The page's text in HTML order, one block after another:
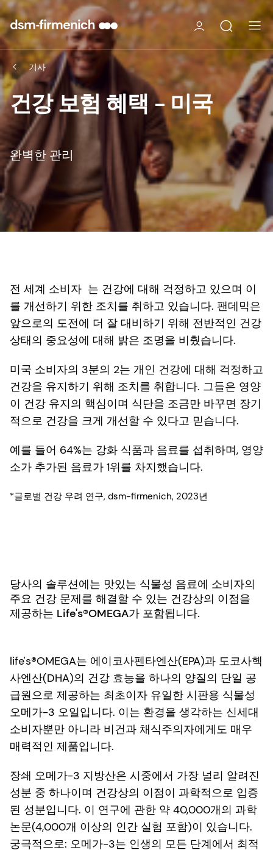
기사
건강 보험 혜택 - 미국
완벽한 관리
전 세계 소비자 는 건강에 대해 걱정하고 있으며 이
를 개선하기 위한 조치를 취하고 있습니다. 팬데믹은
앞으로의 도전에 더 잘 대비하기 위해 전반적인 건강
상태의 중요성에 대해 밝은 조명을 비췄습니다.
미국 소비자의 3분의 2는 개인 건강에 대해 걱정하고
건강을 유지하기 위해 조치를 취합니다. 그들은 영양
이 건강 유지의 핵심이며 식단을 조금만 바꾸면 장기
적으로 건강을 크게 개선할 수 있다고 믿습니다.
예를 들어 64%는 강화 식품과 음료를 섭취하며, 영양
소가 추가된 음료가 1위를 차지했습니다.
*글로벌 건강 우려 연구, dsm-firmenich, 2023년
당사의 솔루션에는 맛있는 식물성 음료에 소비자의
주요 건강 문제를 해결할 수 있는 건강상의 이점을
제공하는 Life's®OMEGA가 포함됩니다.
life's®OMEGA는 에이코사펜타엔산(EPA)과 도코사헥
사엔산(DHA)의 건강 효능을 하나의 양질의 단일 공
급원으로 제공하는 최초이자 유일한 시판용 식물성
오메가-3 오일입니다. 이는 환경을 생각하는 신세대
소비자뿐만 아니라 비건과 채식주의자에게도 매우
매력적인 제품입니다.
장쇄 오메가-3 지방산은 시중에서 가장 널리 알려진
성분 중 하나이며 건강상의 이점이 과학적으로 입증
된 성분입니다. 이 연구에 관한 약 40,000개의 과학
논문(4,000개 이상의 인간 실험 포함)이 있습니다.
궁극적으로: 오메가-3는 인생의 모든 단계에서 최적